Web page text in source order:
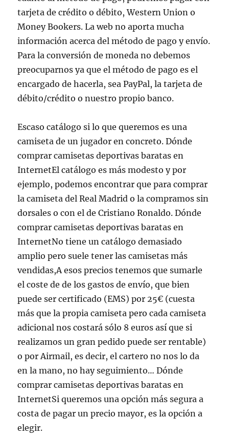
tarjeta de crédito o débito, Western Union o
Money Bookers. La web no aporta mucha
información acerca del método de pago y envío.
Para la conversión de moneda no debemos
preocuparnos ya que el método de pago es el
encargado de hacerla, sea PayPal, la tarjeta de
débito/crédito o nuestro propio banco.
Escaso catálogo si lo que queremos es una
camiseta de un jugador en concreto. Dónde
comprar camisetas deportivas baratas en
InternetEl catálogo es más modesto y por
ejemplo, podemos encontrar que para comprar
la camiseta del Real Madrid o la compramos sin
dorsales o con el de Cristiano Ronaldo. Dónde
comprar camisetas deportivas baratas en
InternetNo tiene un catálogo demasiado
amplio pero suele tener las camisetas más
vendidas,A esos precios tenemos que sumarle
el coste de de los gastos de envío, que bien
puede ser certificado (EMS) por 25€ (cuesta
más que la propia camiseta pero cada camiseta
adicional nos costará sólo 8 euros así que si
realizamos un gran pedido puede ser rentable)
o por Airmail, es decir, el cartero no nos lo da
en la mano, no hay seguimiento… Dónde
comprar camisetas deportivas baratas en
InternetSi queremos una opción más segura a
costa de pagar un precio mayor, es la opción a
elegir.